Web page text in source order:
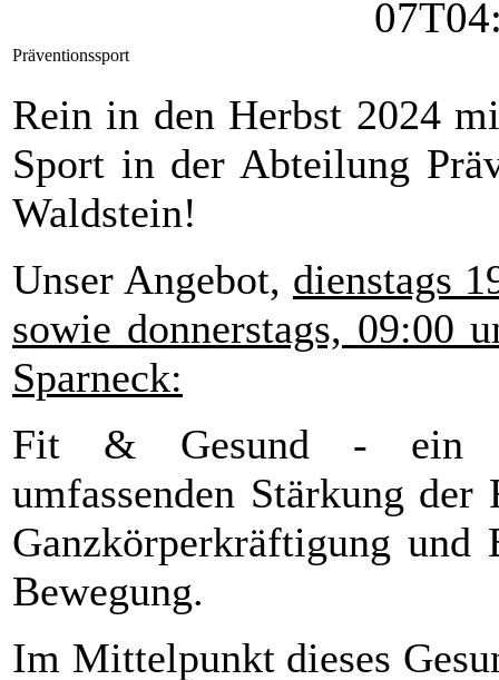
Präventionssport
Rein in den Herbst 2024
Sport in der Abteilung
Waldstein!
Unser Angebot, dienstags
sowie donnerstags, 09:00
Sparneck:
Fit & Gesund - ein
umfassenden Stärkung
Ganzkörperkräftigung und
Bewegung.
Im Mittelpunkt dieses